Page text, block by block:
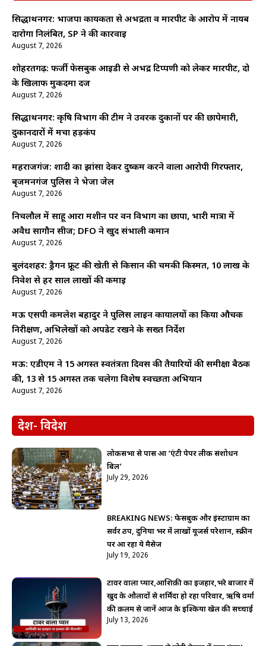
सिद्धार्थनगर: भाजपा कार्यकर्ता से अभद्रता व मारपीट के आरोप में नायब
दारोगा निलंबित, SP ने की कार्रवाई
August 7, 2026
शोहरतगढ़: फर्जी फेसबुक आईडी से अभद्र टिप्पणी को लेकर मारपीट, दो
के खिलाफ मुकदमा दर्ज
August 7, 2026
सिद्धार्थनगर: कृषि विभाग की टीम ने उर्वरक दुकानों पर की छापेमारी,
दुकानदारों में मचा हड़कंप
August 7, 2026
महराजगंज: शादी का झांसा देकर दुष्कर्म करने वाला आरोपी गिरफ्तार,
बृजमनगंज पुलिस ने भेजा जेल
August 7, 2026
निचलौल में साहू आरा मशीन पर वन विभाग का छापा, भारी मात्रा में
अवैध सागौन सीज; DFO ने खुद संभाली कमान
August 7, 2026
बुलंदशहर: ड्रैगन फ्रूट की खेती से किसान की चमकी किस्मत, 10 लाख के
निवेश से हर साल लाखों की कमाई
August 7, 2026
मऊ एसपी कमलेश बहादुर ने पुलिस लाइन कार्यालयों का किया औचक
निरीक्षण, अभिलेखों को अपडेट रखने के सख्त निर्देश
August 7, 2026
मऊ: एडीएम ने 15 अगस्त स्वतंत्रता दिवस की तैयारियों की समीक्षा बैठक
की, 13 से 15 अगस्त तक चलेगा विशेष स्वच्छता अभियान
August 7, 2026
देश- विदेश
लोकसभा से पास हुआ ‘एंटी पेपर लीक संशोधन
बिल’
July 29, 2026
BREAKING NEWS: फेसबुक और इंस्टाग्राम का
सर्वर ठप, दुनिया भर में लाखों यूजर्स परेशान, स्क्रीन
पर आ रहा ये मैसेज
July 19, 2026
टावर वाला प्यार,आशिक़ी का इजहार,भरे बाजार में
खुद के औलादों से शर्मिंदा हो रहा परिवार, ऋषि वर्मा
की क़लम से जानें आज के इश्किया खेल की सच्चाई
July 13, 2026